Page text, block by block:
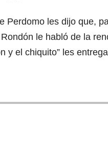
Perdomo les dijo que,
le habló de la
y el chiquito” les